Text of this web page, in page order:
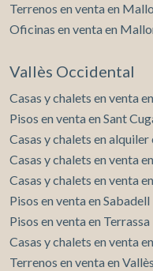
Terrenos en venta en
Oficinas en venta en
Vallès Occidental
Casas y chalets en venta
Pisos en venta en Sant
Casas y chalets en
Casas y chalets en venta
Casas y chalets en venta
Pisos en venta en Sabadell
Pisos en venta en Terrassa
Casas y chalets en venta
Terrenos en venta en